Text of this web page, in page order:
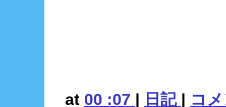
at 00 :07 | 日記 | コ